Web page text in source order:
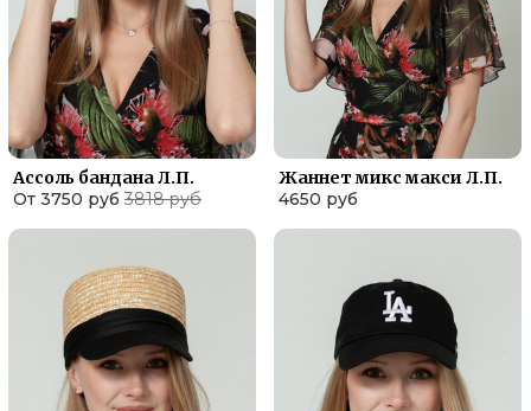
Ассоль бандана Л.П.
От 3750 руб 3818 руб
Жаннет микс макси Л.П.
4650 руб